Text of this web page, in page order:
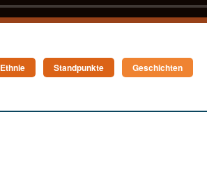
Ethnie Standpunkte Geschichten